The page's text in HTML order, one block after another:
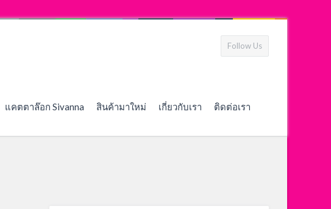
Follow Us
แคตตาล๊อก Sivanna สินค้ามาใหม่ เกี่ยวกับเรา ติดต่อเรา